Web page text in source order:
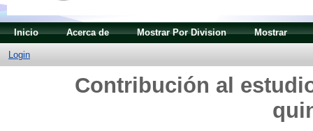
Inicio Acerca de Mostrar Por Division Mostrar
Login
Contribución al